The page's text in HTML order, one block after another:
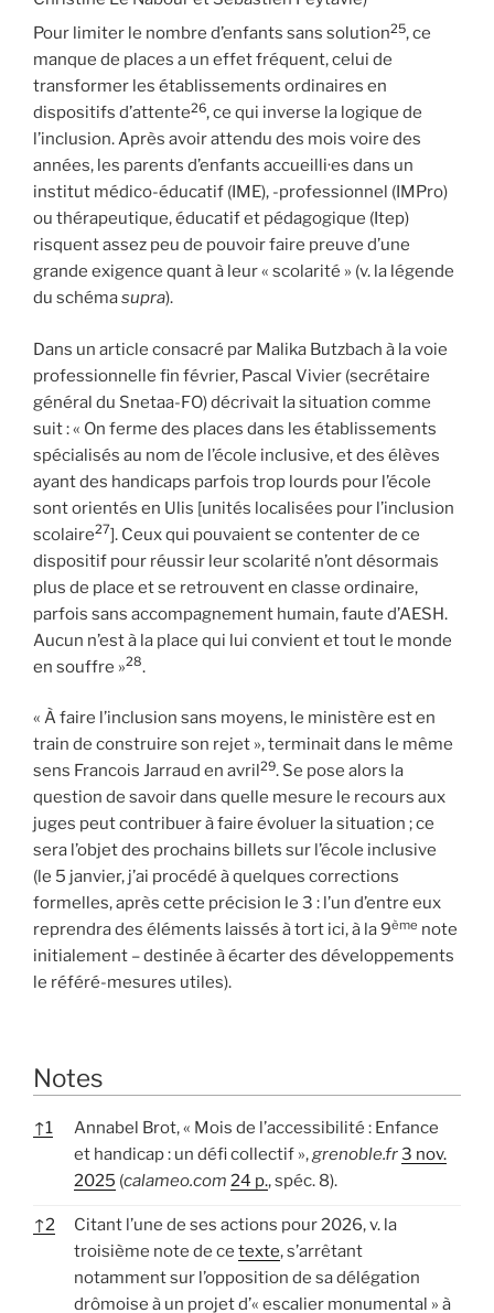
Pour limiter le nombre d’enfants sans solution25, ce
manque de places a un effet fréquent, celui de
transformer les établissements ordinaires en
dispositifs d’attente26, ce qui inverse la logique de
l’inclusion. Après avoir attendu des mois voire des
années, les parents d’enfants accueilli·es dans un
institut médico-éducatif (IME), -professionnel (IMPro)
ou thérapeutique, éducatif et pédagogique (Itep)
risquent assez peu de pouvoir faire preuve d’une
grande exigence quant à leur « scolarité » (v. la légende
du schémasupra).
Dans un article consacré par Malika Butzbach à la voie
professionnelle fin février, Pascal Vivier (secrétaire
général du Snetaa-FO) décrivait la situation comme
suit : « On ferme des places dans les établissements
spécialisés au nom de l’école inclusive, et des élèves
ayant des handicaps parfois trop lourds pour l’école
sont orientés en Ulis [unités localisées pour l’inclusion
scolaire27]. Ceux qui pouvaient se contenter de ce
dispositif pour réussir leur scolarité n’ont désormais
plus de place et se retrouvent en classe ordinaire,
parfois sans accompagnement humain, faute d’AESH.
Aucun n’est à la place qui lui convient et tout le monde
en souffre »28.
« À faire l’inclusion sans moyens, le ministère est en
train de construire son rejet », terminait dans le même
sens Francois Jarraud en avril29. Se pose alors la
question de savoir dans quelle mesure le recours aux
juges peut contribuer à faire évoluer la situation ; ce
sera l’objet des prochains billets sur l’école inclusive
(le 5 janvier, j’ai procédé à quelques corrections
formelles, après cette précision le 3 : l’un d’entre eux
reprendra des éléments laissés à tort ici, à la 9ème note
initialement – destinée à écarter des développements
le référé-mesures utiles).
Notes
↑1
Annabel Brot, « Mois de l’accessibilité : Enfance
et handicap : un défi collectif »,grenoble.fr3 nov.
2025 (calameo.com 24 p., spéc. 8).
↑2
Citant l’une de ses actions pour 2026, v. la
troisième note de ce texte, s’arrêtant
notamment sur l’opposition de sa délégation
drômoise à un projet d’« escalier monumental » à